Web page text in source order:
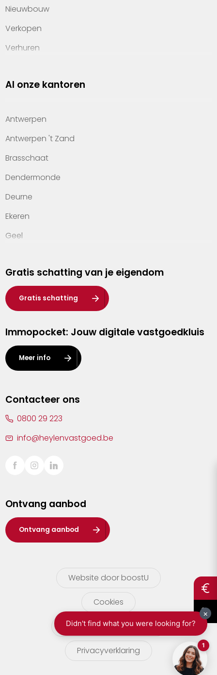
Nieuwbouw
Verkopen
Verhuren
Property management
Kennis van wonen
Kantoren
Veelgestelde vragen
Werken bij Heylen Vastgoed
Contact
Al onze kantoren
Antwerpen
Antwerpen 't Zand
Brasschaat
Dendermonde
Deurne
Ekeren
Geel
Hasselt
Heist-op-den-Berg
Herentals
Kalmthout
Leuven
Lier
Sint-Truiden
Waasland
Wuustwezel
Zoersel
Gratis schatting van je eigendom
Gratis schatting
Immopocket: Jouw digitale vastgoedkluis
Meer info
Contacteer ons
0800 29 223
info@heylenvastgoed.be
Ontvang aanbod
Ontvang aanbod
Website door boostU
Cookies
gebruikersvoorwaarden
Privacyverklaring